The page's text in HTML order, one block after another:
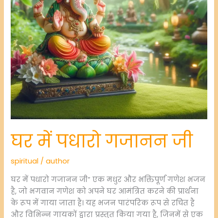
घर में पधारो गजानन जी
spiritual /author
घर में पधारो गजानन जी” एक मधुर और भक्तिपूर्ण गणेश भजन
है, जो भगवान गणेश को अपने घर आमंत्रित करने की प्रार्थना
के रूप में गाया जाता है। यह भजन पारंपरिक रूप से रचित है
और विभिन्न गायकों द्वारा प्रस्तुत किया गया है, जिनमें से एक